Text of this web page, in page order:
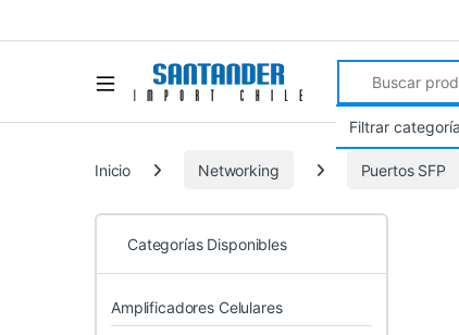
Search for:
Inicio Networking Puertos SFP
Categorías Disponibles
Amplificadores Celulares